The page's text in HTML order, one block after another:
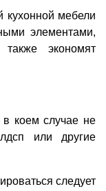
мебели
элементами,
экономят
в коем случае не
или другие
следует